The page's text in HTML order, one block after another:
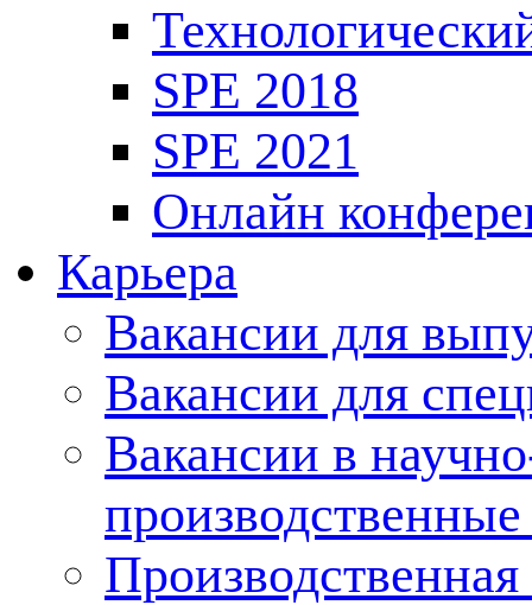
SPE 2018
SPE 2021
Онлайн
Карьера
Вакансии для
Вакансии для
Вакансии в
Производственная